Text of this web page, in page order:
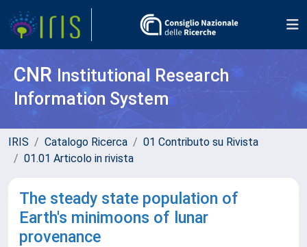
CNR Institutional Research
Information System
IRIS Catalogo Ricerca
01 Contributo su Rivista
01.01 Articolo in rivista
The steady state population of
Earth's minimoons of lunar
provenance